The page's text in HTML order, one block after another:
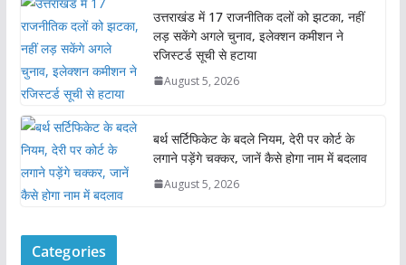
उत्तराखंड में 17 राजनीतिक दलों को झटका, नहीं
लड़ सकेंगे अगले चुनाव, इलेक्शन कमीशन ने
रजिस्टर्ड सूची से हटाया
August 5, 2026
बर्थ सर्टिफिकेट के बदले नियम, देरी पर कोर्ट के
लगाने पड़ेंगे चक्कर, जानें कैसे होगा नाम में बदलाव
August 5, 2026
Categories